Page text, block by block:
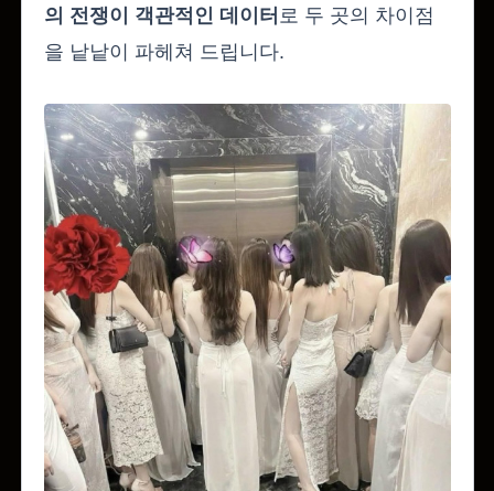
의 전쟁이 객관적인 데이터 로 두 곳의 차이점
을 낱낱이 파헤쳐 드립니다.